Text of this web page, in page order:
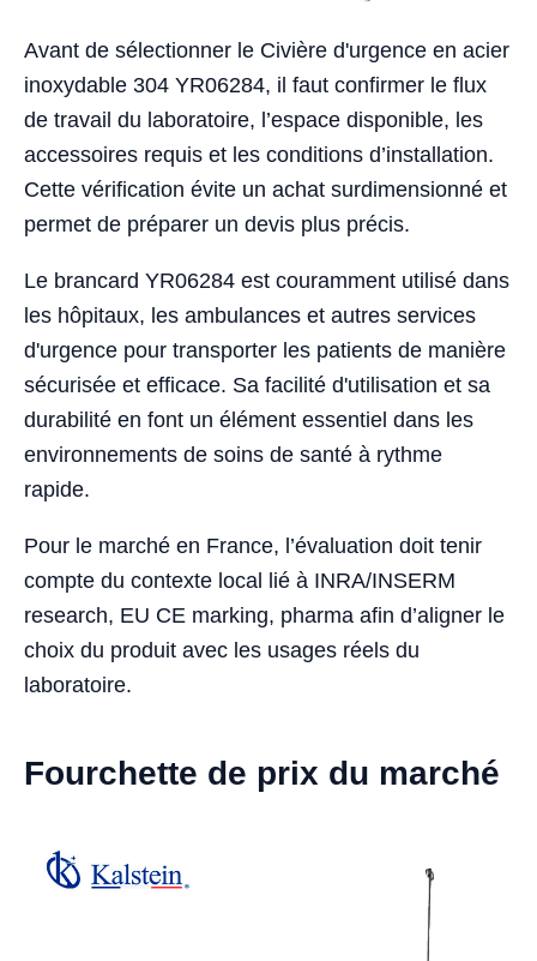
Avant de sélectionner le Civière d'urgence en acier
inoxydable 304 YR06284, il faut confirmer le flux
de travail du laboratoire, l’espace disponible, les
accessoires requis et les conditions d’installation.
Cette vérification évite un achat surdimensionné et
permet de préparer un devis plus précis.
Le brancard YR06284 est couramment utilisé dans
les hôpitaux, les ambulances et autres services
d'urgence pour transporter les patients de manière
sécurisée et efficace. Sa facilité d'utilisation et sa
durabilité en font un élément essentiel dans les
environnements de soins de santé à rythme
rapide.
Pour le marché en France, l’évaluation doit tenir
compte du contexte local lié à INRA/INSERM
research, EU CE marking, pharma afin d’aligner le
choix du produit avec les usages réels du
laboratoire.
Fourchette de prix du marché